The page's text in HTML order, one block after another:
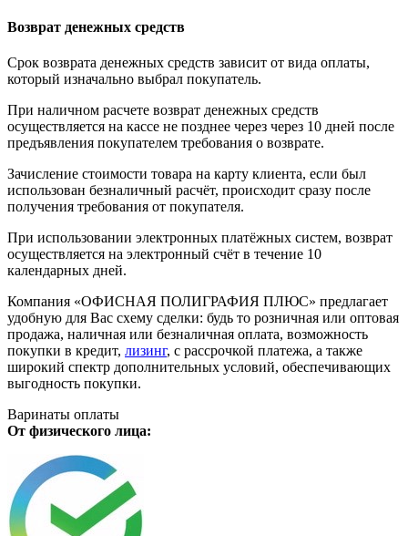
Возврат денежных средств
Срок возврата денежных средств зависит от вида оплаты,
который изначально выбрал покупатель.
При наличном расчете возврат денежных средств
осуществляется на кассе не позднее через через 10 дней после
предъявления покупателем требования о возврате.
Зачисление стоимости товара на карту клиента, если был
использован безналичный расчёт, происходит сразу после
получения требования от покупателя.
При использовании электронных платёжных систем, возврат
осуществляется на электронный счёт в течение 10
календарных дней.
Компания «ОФИСНАЯ ПОЛИГРАФИЯ ПЛЮС» предлагает
удобную для Вас схему сделки: будь то розничная или оптовая
продажа, наличная или безналичная оплата, возможность
покупки в кредит, лизинг, с рассрочкой платежа, а также
широкий спектр дополнительных условий, обеспечивающих
выгодность покупки.
Варинаты оплаты
От физического лица: